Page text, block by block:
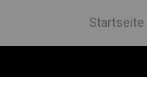
to
Startseite